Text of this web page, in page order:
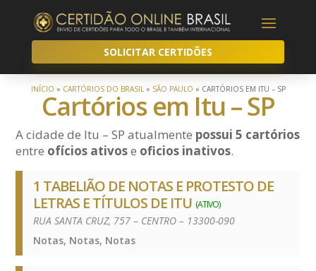
SOLICITAR CERTIDÕES
INÍCIO » CARTÓRIOS DO BRASIL» SÃO PAULO » CARTÓRIOS EM ITU – SP
Cartórios em Itu – SP
A cidade de Itu – SP atualmente possui 5 cartórios
entre ofícios ativose oficios inativos.
1 TABELIÃO DE NOTAS E PROTESTO DE
LETRAS E TÍTULOS DE ITU (ATIVO)
RUA SANTA CRUZ, 757 – CENTRO – 13300-090
Notas, Notas, Notas